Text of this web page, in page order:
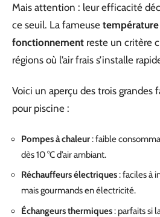
Mais attention : leur efficacité
ce seuil. La fameuse
fonctionnement reste un critère
régions où l’air frais s’installe
Voici un aperçu des trois grandes
pour piscine :
Pompes à chaleur: faible
dès 10 °C d’air ambiant.
Réchauffeurs électriques: faciles à
mais gourmands en électricité.
Échangeurs thermiques: parfaits si